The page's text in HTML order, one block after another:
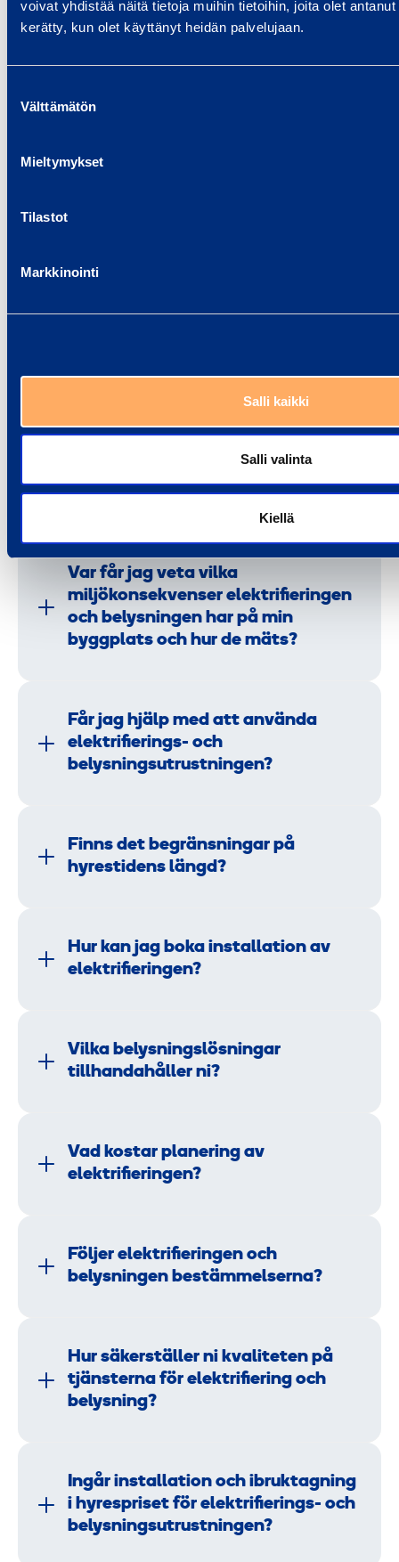
voivat yhdistää näitä tietoja muihin tietoihin, joita olet
kerätty, kun olet käyttänyt heidän palvelujaan.
valinta
Välttämätön
Mieltymykset
Tilastot
Markkinointi
Salli kaikki
Salli valinta
Kiellä
Vanliga frågor om
elektrifierings- och
belysningens energieffektivitet?
Var får jag veta vilka
miljökonsekvenser elektrifieringen
och belysningen har på min
byggplats och hur de mäts?
Får jag hjälp med att använda
elektrifierings- och
belysningsutrustningen?
Finns det begränsningar på
hyrestidens längd?
Hur kan jag boka installation av
elektrifieringen?
Vilka belysningslösningar
tillhandahåller ni?
Vad kostar planering av
elektrifieringen?
Följer elektrifieringen och
belysningen bestämmelserna?
Hur säkerställer ni kvaliteten på
tjänsterna för elektrifiering och
belysning?
Ingår installation och ibruktagning
i hyrespriset för elektrifierings- och
belysningsutrustningen?